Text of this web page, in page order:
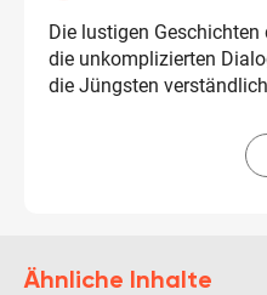
Die lustigen
die unkomplizierten
die Jüngsten
Ähnliche Inhalte